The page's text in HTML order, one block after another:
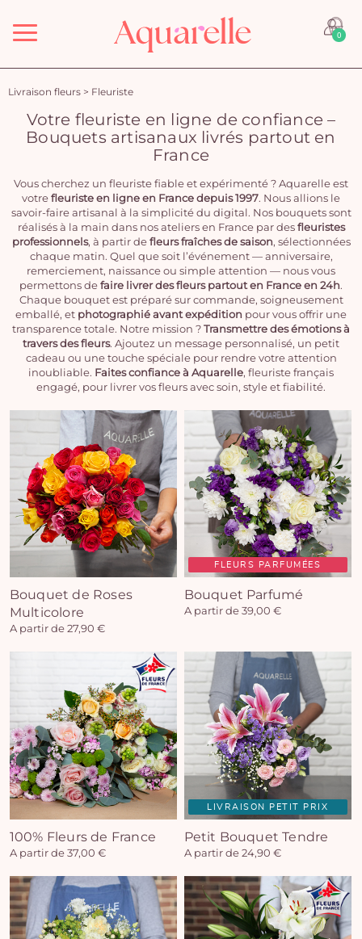
Menu 0
Livraison fleurs > Fleuriste
Votre fleuriste en ligne de confiance –
Bouquets artisanaux livrés partout en
France
Vous cherchez un fleuriste fiable et expérimenté ? Aquarelle est
votrefleuriste en ligne en France depuis 1997. Nous allions le
savoir-faire artisanal à la simplicité du digital. Nos bouquets sont
réalisés à la main dans nos ateliers en France par desfleuristes
professionnels, à partir defleurs fraîches de saison, sélectionnées
chaque matin. Quel que soit l’événement — anniversaire,
remerciement, naissance ou simple attention — nous vous
permettons defaire livrer des fleurs partout en France en 24h.
Chaque bouquet est préparé sur commande, soigneusement
emballé, et photographié avant expédition pour vous offrir une
transparence totale. Notre mission ?Transmettre des émotions à
travers des fleurs. Ajoutez un message personnalisé, un petit
cadeau ou une touche spéciale pour rendre votre attention
inoubliable. Faites confiance à Aquarelle, fleuriste français
engagé, pour livrer vos fleurs avec soin, style et fiabilité.
Bouquet de Roses
Multicolore
A partir de 27,90 €
FLEURS PARFUMÉES
Bouquet Parfumé
A partir de 39,00 €
100% Fleurs de France
A partir de 37,00 €
LIVRAISON PETIT PRIX
Petit Bouquet Tendre
A partir de 24,90 €